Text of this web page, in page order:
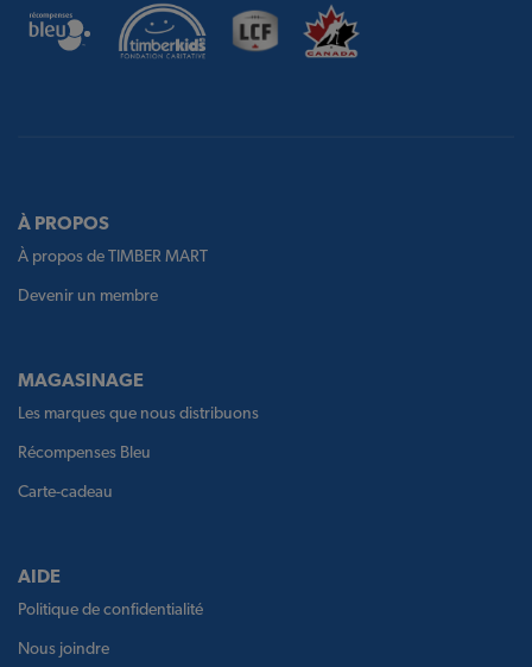
À PROPOS
À propos de TIMBER MART
Devenir un membre
MAGASINAGE
Les marques que nous distribuons
Récompenses Bleu
Carte-cadeau
AIDE
Politique de confidentialité
Nous joindre